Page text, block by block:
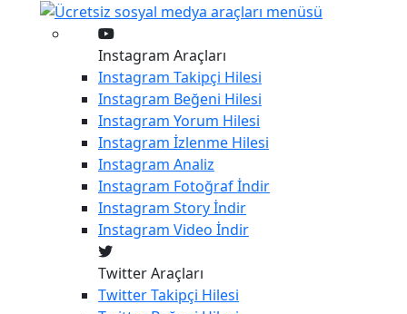
Instagram Araçları
Instagram Takipçi Hilesi
Instagram Beğeni Hilesi
Instagram Yorum Hilesi
Instagram İzlenme Hilesi
Instagram Analiz
Instagram Fotoğraf İndir
Instagram Story İndir
Instagram Video İndir
Twitter Araçları
TwitterTakipçi Hilesi